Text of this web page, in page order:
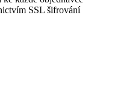
SSL šifrování